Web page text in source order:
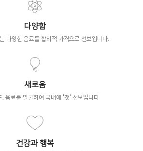
다양함
다양한 음료를 합리적 가격으로 선보입니다.
새로움
, 음료를 발굴하여 국내에 '첫' 선보입니다.
건강과 행복